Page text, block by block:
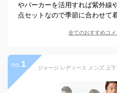
やパーカーを活用すれば紫外線
点セットなので季節に合わせて
全てのおすすめコメ
no. 1